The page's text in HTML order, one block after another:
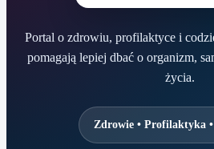
Portal o zdrowiu, profilaktyce i
pomagają lepiej dbać o organizm,
życia.
Zdrowie • Profilaktyka